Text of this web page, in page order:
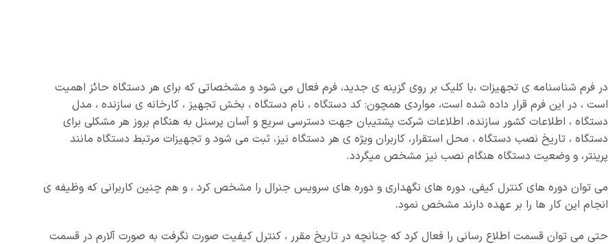
در فرم شناسنامه ی تجهیزات ،با کلیک بر روی گزینه ی جدید، فرم فعال می شود و مشخصاتی که برای هر دستگاه حائز اهمیت
است ، در این فرم قرار داده شده است، مواردی همچون: کد دستگاه ، نام دستگاه ، بخش تجهیز ، کارخانه ی سازنده ، مدل
دستگاه ، اطلاعات کشور سازنده، اطلاعات شرکت پشتیبان جهت دسترسی سریع و آسان پرسنل به هنگام بروز هر مشکلی برای
دستگاه ، تاریخ نصب دستگاه ، محل استقرار، کاربران ویژه ی هر دستگاه نیز، ثبت می شود و تجهیزات مرتبط دستگاه مانند
پرینتر، و وضعیت دستگاه هنگام نصب نیز مشخص میگردد.
می توان دوره های کنترل کیفی، دوره های نگهداری و دوره های سرویس جنرال را مشخص کرد ، و هم چنین کاربرانی که وظیفه ی
انجام این کار ها را بر عهده دارند مشخص نمود.
حتی می توان قسمت اطلاع رسانی را فعال کرد که چنانچه در تاریخ مقرر ، کنترل کیفیت صورت نگرفت به صورت آلارم در قسمت